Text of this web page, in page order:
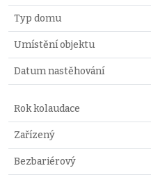
Typ domu
Umístění objektu
Datum nastěhování
Rok kolaudace
Zařízený
Bezbariérový